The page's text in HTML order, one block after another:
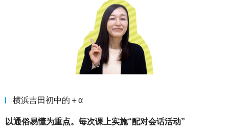
横浜吉田初中的＋α
以通俗易懂为重点。毎次课上实施“配对会话活动”